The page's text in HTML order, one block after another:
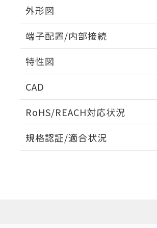
外形図
端子配置/内部接続
特性図
CAD
RoHS/REACH対応状況
EU RoHS 注意事項・凡例
規格認証/適合状況